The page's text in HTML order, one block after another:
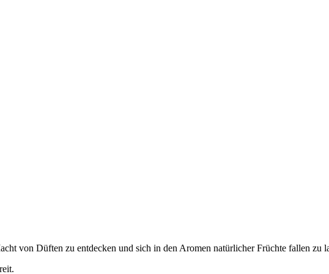
von Düften zu entdecken und sich in den Aromen natürlicher Früchte fallen zu